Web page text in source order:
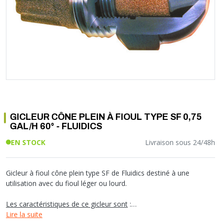
RACCORD PE (POLYÉTHYLÈNE)
RACCORD GALVA
ROBINET
FLEXIBLE
ETANCHÉITÉ RACCORDEMENT
FIXATION ET SUPPORT
RÉDUCTEUR DE PRESSION
COMPTEUR ET ACCESSOIRE
FILTRATION
Soupape différentielle
Température
Vase d'expansion
Vanne de Température
SOLAIRE
PAC
TUBAGE CHEMINÉE CHAUDIÈRE POÊLE
EQUIPEMENT INDUSTRIEL
COMMUNICATION
COLLIER ET FIXATION
LAMPE ET TORCHE
PILES ET ACCUMULATEURS
BLOC DE SÉCURITÉ
SYSTÈMES DE SÉCURITÉ
VMC ET VENTILATION
TRAPPE CHATIÈRE ET HUBLOT
PLOMBERIE PER
VOTRE SOLUTION CHAUFFAGE
GICLEUR CÔNE PLEIN À FIOUL TYPE SF 0,75
GAL/H 60° - FLUIDICS
EN STOCK Livraison sous 24/48h
Gicleur à fioul cône plein type SF de Fluidics destiné à une
utilisation avec du fioul léger ou lourd.
Les caractéristiques de ce gicleur sont :
- ''SF'' : plus de fioul concentré au centre de la pulvérisation
Lire la suite